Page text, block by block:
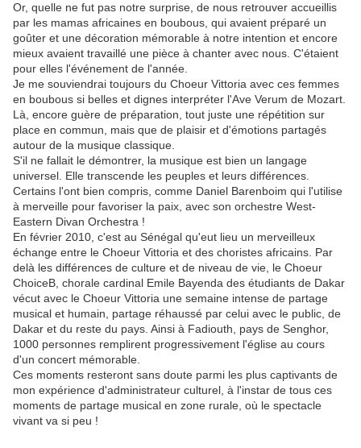
Or, quelle ne fut pas notre surprise, de nous retrouver accueillis
par les mamas africaines en boubous, qui avaient préparé un
goûter et une décoration mémorable à notre intention et encore
mieux avaient travaillé une pièce à chanter avec nous. C'étaient
pour elles l'événement de l'année.
Je me souviendrai toujours du Choeur Vittoria avec ces femmes
en boubous si belles et dignes interpréter l'Ave Verum de Mozart.
Là, encore guère de préparation, tout juste une répétition sur
place en commun, mais que de plaisir et d'émotions partagés
autour de la musique classique.
S'il ne fallait le démontrer, la musique est bien un langage
universel. Elle transcende les peuples et leurs différences.
Certains l'ont bien compris, comme Daniel Barenboim qui l'utilise
à merveille pour favoriser la paix, avec son orchestre West-
Eastern Divan Orchestra !
En février 2010, c'est au Sénégal qu'eut lieu un merveilleux
échange entre le Choeur Vittoria et des choristes africains. Par
delà les différences de culture et de niveau de vie, le Choeur
ChoiceB, chorale cardinal Emile Bayenda des étudiants de Dakar
vécut avec le Choeur Vittoria une semaine intense de partage
musical et humain, partage réhaussé par celui avec le public, de
Dakar et du reste du pays. Ainsi à Fadiouth, pays de Senghor,
1000 personnes remplirent progressivement l'église au cours
d'un concert mémorable.
Ces moments resteront sans doute parmi les plus captivants de
mon expérience d'administrateur culturel, à l'instar de tous ces
moments de partage musical en zone rurale, où le spectacle
vivant va si peu !